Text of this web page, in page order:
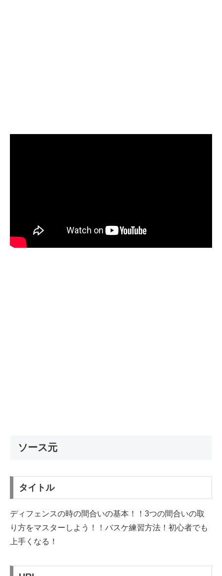
ソース元
タイトル
ディフェンスの時の間合いの基本！！3つの間合いの取
り方をマスターしよう！！バスケ練習方法！初心者でも
上手くなる！